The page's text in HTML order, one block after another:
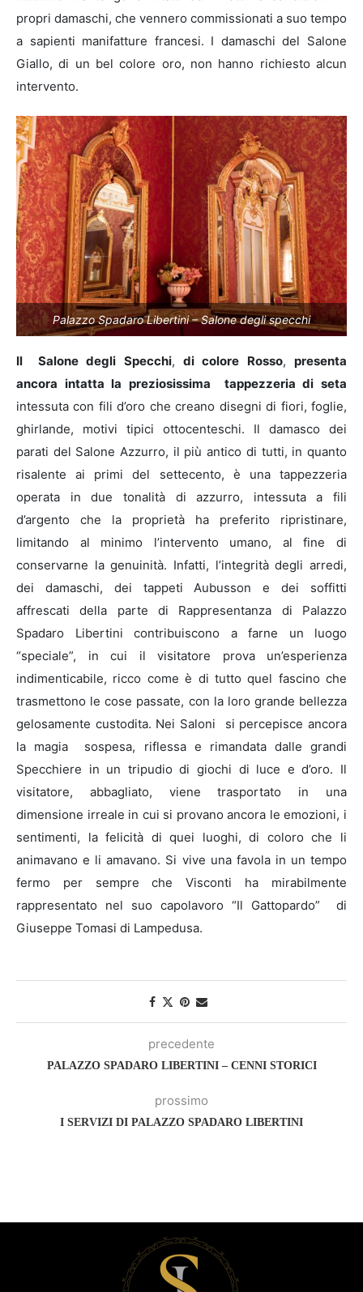
propri damaschi, che vennero commissionati a suo tempo
a sapienti manifatture francesi. I damaschi del Salone
Giallo, di un bel colore oro, non hanno richiesto alcun
intervento.
Palazzo Spadaro Libertini – Salone degli specchi
Il Salone degli Specchi, di colore Rosso, presenta
ancora intatta la preziosissima tappezzeria di seta
intessuta con fili d’oro che creano disegni di fiori, foglie,
ghirlande, motivi tipici ottocenteschi. Il damasco dei
parati del Salone Azzurro, il più antico di tutti, in quanto
risalente ai primi del settecento, è una tappezzeria
operata in due tonalità di azzurro, intessuta a fili
d’argento che la proprietà ha preferito ripristinare,
limitando al minimo l’intervento umano, al fine di
conservarne la genuinità. Infatti, l’integrità degli arredi,
dei damaschi, dei tappeti Aubusson e dei soffitti
affrescati della parte di Rappresentanza di Palazzo
Spadaro Libertini contribuiscono a farne un luogo
“speciale”, in cui il visitatore prova un’esperienza
indimenticabile, ricco come è di tutto quel fascino che
trasmettono le cose passate, con la loro grande bellezza
gelosamente custodita. Nei Saloni si percepisce ancora
la magia sospesa, riflessa e rimandata dalle grandi
Specchiere in un tripudio di giochi di luce e d’oro. Il
visitatore, abbagliato, viene trasportato in una
dimensione irreale in cui si provano ancora le emozioni, i
sentimenti, la felicità di quei luoghi, di coloro che li
animavano e li amavano. Si vive una favola in un tempo
fermo per sempre che Visconti ha mirabilmente
rappresentato nel suo capolavoro “Il Gattopardo” di
Giuseppe Tomasi di Lampedusa.
precedente
PALAZZO SPADARO LIBERTINI – CENNI STORICI
prossimo
I SERVIZI DI PALAZZO SPADARO LIBERTINI